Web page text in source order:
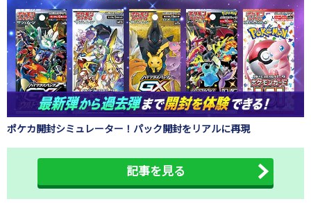
ポケカ開封シミュレーター！パック開封をリアルに再現
記事を見る